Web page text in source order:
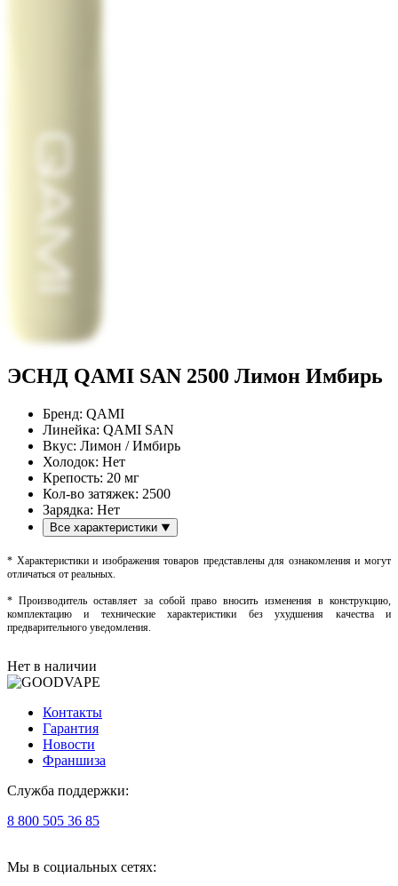
ЭСНД QAMI SAN 2500 Лимон Имбирь
Бренд: QAMI
Линейка: QAMI SAN
Вкус: Лимон / Имбирь
Холодок: Нет
Крепость: 20 мг
Кол-во затяжек: 2500
Зарядка: Нет
Все характеристики
* Характеристики и изображения товаров представлены для ознакомления и могут
отличаться от реальных.
* Производитель оставляет за собой право вносить изменения в конструкцию,
комплектацию и технические характеристики без ухудшения качества и
предварительного уведомления.
Нет в наличии
Контакты
Гарантия
Новости
Франшиза
Служба поддержки:
8 800 505 36 85
Мы в социальных сетях: